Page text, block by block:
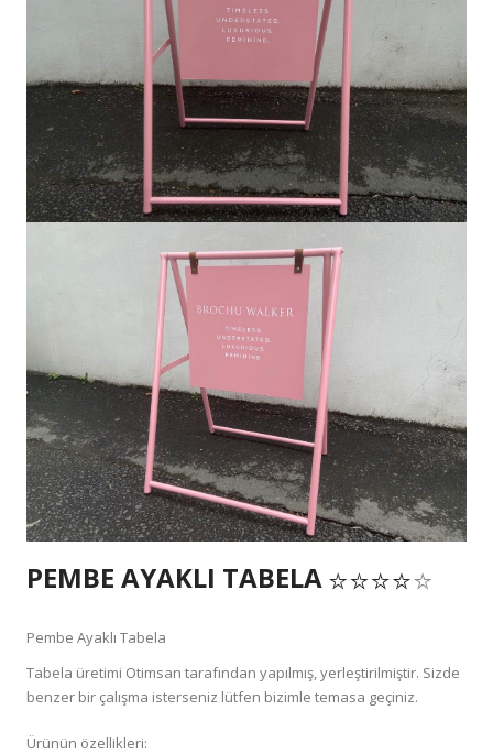
PEMBE AYAKLI TABELA
Pembe Ayaklı Tabela
Tabela üretimi Otimsan tarafından yapılmış, yerleştirilmiştir. Sizde
benzer bir çalışma isterseniz lütfen bizimle temasa geçiniz.
Ürünün özellikleri: